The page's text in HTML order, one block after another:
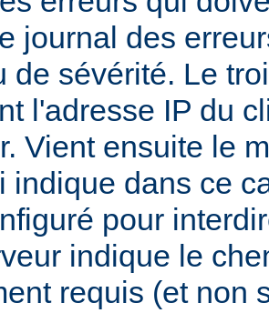
journal des
de sévérité. Le
l'adresse IP du
Vient ensuite le
indique dans ce
pour
indique le
requis (et non